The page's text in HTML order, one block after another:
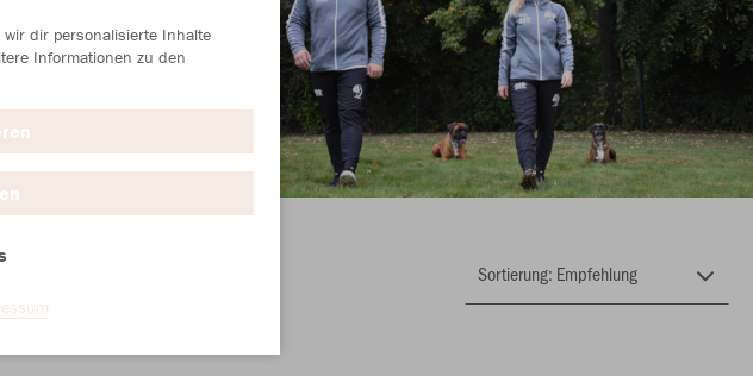
dir personalisierte Inhalte
Informationen zu den